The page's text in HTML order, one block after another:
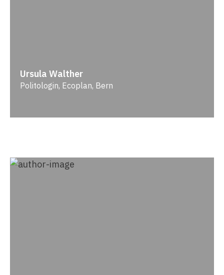
Ursula Walther
Politologin, Ecoplan, Bern